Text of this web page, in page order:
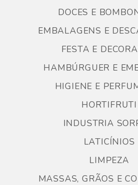
DOCES E
EMBALAGENS E
FESTA E
HAMBÚRGUER E
HIGIENE E
HORTIFRUTI
INDUSTRIA
LATICÍNIOS
LIMPEZA
MASSAS, GRÃOS E